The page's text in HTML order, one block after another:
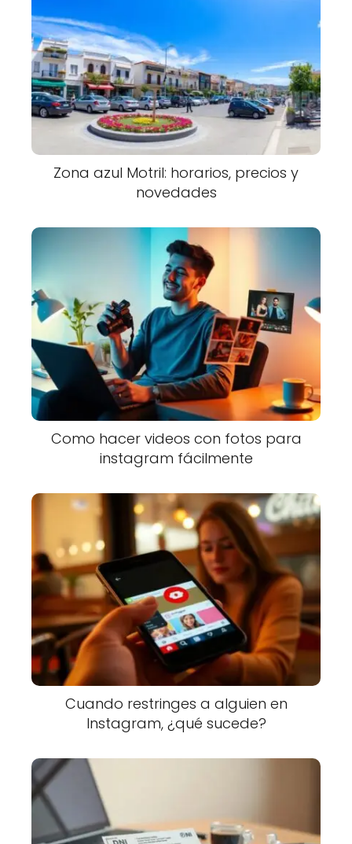
Zona azul Motril: horarios, precios y
novedades
Como hacer videos con fotos para
instagram fácilmente
Cuando restringes a alguien en
Instagram, ¿qué sucede?